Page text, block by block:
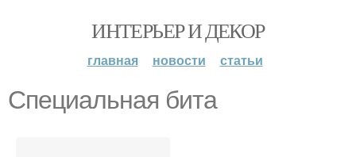
ИНТЕРЬЕР И ДЕКОР
главная новости статьи
Специальная бита